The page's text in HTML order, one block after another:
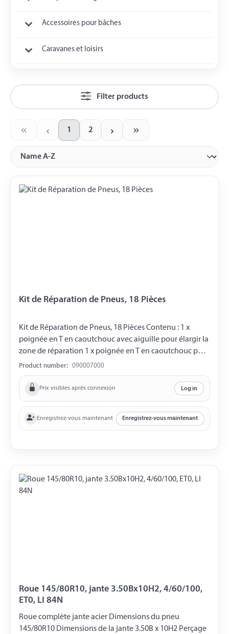
Accessoires pour bâches
Caravanes et loisirs
Filter products
Page
1
Page
2
Kit de Réparation de Pneus, 18 Pièces
Kit de Réparation de Pneus, 18 Pièces Contenu : 1 x
poignée en T en caoutchouc avec aiguille pour élargir la
zone de réparation 1 x poignée en T en caoutchouc pour
insérer les bandes de vulcanisation 10 x bandes de
vulcanisation 1 x tubes de colle 1 x couteau utilitaire 1 x
pince pour retirer les corps étrangers 2 x gants de travail
1 x sac de rangement
Product number: 090007000
Prix visibles après connexion Log in
Enregistrez-vous maintenant Enregistrez-vous maintenant
Roue 145/80R10, jante 3.50Bx10H2, 4/60/100,
ET0, LI 84N
Roue complète jante acier Dimensions du pneu
145/80R10 Dimensions de la jante 3.50B x 10H2 Perçage